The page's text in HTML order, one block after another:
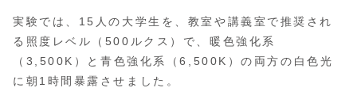
実験では、15人の大学生を、教室や講義室で推奨され
る照度レベル（500ルクス）で、暖色強化系
（3,500K）と青色強化系（6,500K）の両方の白色光
に朝1時間暴露させました。